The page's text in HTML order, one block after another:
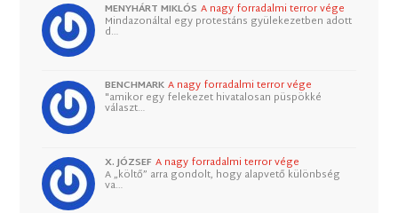
MENYHÁRT MIKLÓS A nagy forradalmi terror vége
Mindazonáltal egy protestáns gyülekezetben adott
d…
BENCHMARK A nagy forradalmi terror vége
"amikor egy felekezet hivatalosan püspökké
választ…
X. JÓZSEF A nagy forradalmi terror vége
A „költő” arra gondolt, hogy alapvető különbség
va…